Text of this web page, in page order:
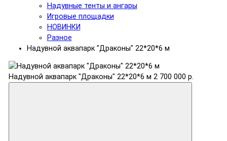
Надувные тенты и ангары
Игровые площадки
НОВИНКИ
Разное
Надувной аквапарк "Драконы" 22*20*6 м
Надувной аквапарк "Драконы" 22*20*6 м 2 700 000 р.